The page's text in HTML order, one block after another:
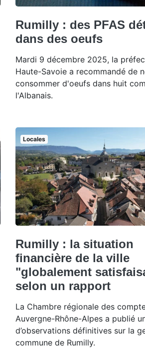
Rumilly : des PFAS
dans des oeufs
Mardi 9 décembre 2025, la
Haute-Savoie a recommandé de
consommer d'oeufs dans huit
l'Albanais.
Locales
Rumilly : la situation
financière de la ville
"globalement
selon un rapport
La Chambre régionale des
Auvergne-Rhône-Alpes a publié
d’observations définitives sur la
commune de Rumilly.